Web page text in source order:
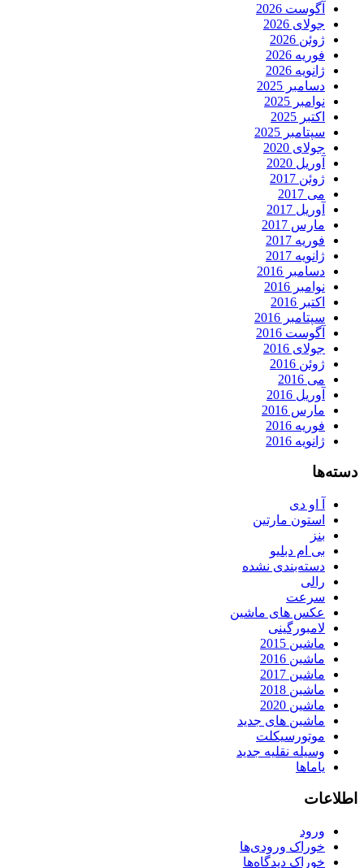
آگوست 2026
جولای 2026
ژوئن 2026
فوریه 2026
ژانویه 2026
دسامبر 2025
نوامبر 2025
اکتبر 2025
سپتامبر 2025
جولای 2020
آوریل 2020
ژوئن 2017
می 2017
آوریل 2017
مارس 2017
فوریه 2017
ژانویه 2017
دسامبر 2016
نوامبر 2016
اکتبر 2016
سپتامبر 2016
آگوست 2016
جولای 2016
ژوئن 2016
می 2016
آوریل 2016
مارس 2016
فوریه 2016
ژانویه 2016
دسته‌ها
آ او دی
استون مارتین
بنز
بی ام دبلیو
دسته‌بندی نشده
رالی
سرعت
عکس های ماشین
لامبورگینی
ماشین 2015
ماشین 2016
ماشین 2017
ماشین 2018
ماشین 2020
ماشین های جدید
موتورسیکلت
وسیله نقلیه جدید
یاماها
اطلاعات
ورود
خوراک ورودی‌ها
خوراک دیدگاه‌ها